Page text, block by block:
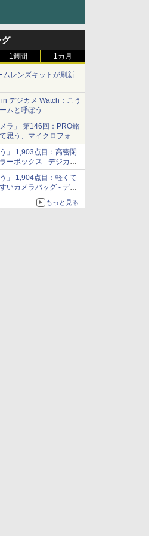
グ
1週間 1カ月
ムレンズキットが刷新
デジカメ Watch：こう
ムと呼ぼう
ラ」 第146回：PRO銘
思う、マイクロフォー
性
」 1,903点目：高密閉
ーボックス - デジカメ
」 1,904点目：軽くて
いカメラバッグ - デジ
もっと見る